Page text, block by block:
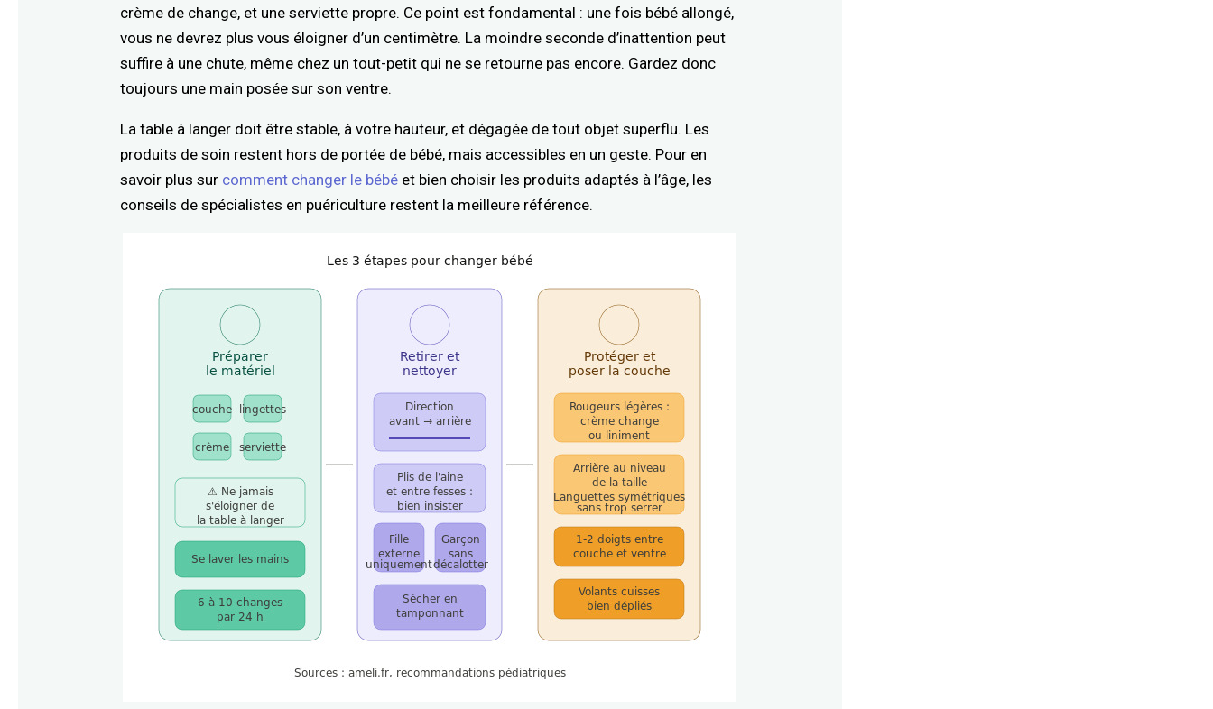
crème de change, et une serviette propre. Ce point est fondamental : une fois bébé allongé,
vous ne devrez plus vous éloigner d’un centimètre. La moindre seconde d’inattention peut
suffire à une chute, même chez un tout-petit qui ne se retourne pas encore. Gardez donc
toujours une main posée sur son ventre.
La table à langer doit être stable, à votre hauteur, et dégagée de tout objet superflu. Les
produits de soin restent hors de portée de bébé, mais accessibles en un geste. Pour en
savoir plus sur comment changer le bébé et bien choisir les produits adaptés à l’âge, les
conseils de spécialistes en puériculture restent la meilleure référence.